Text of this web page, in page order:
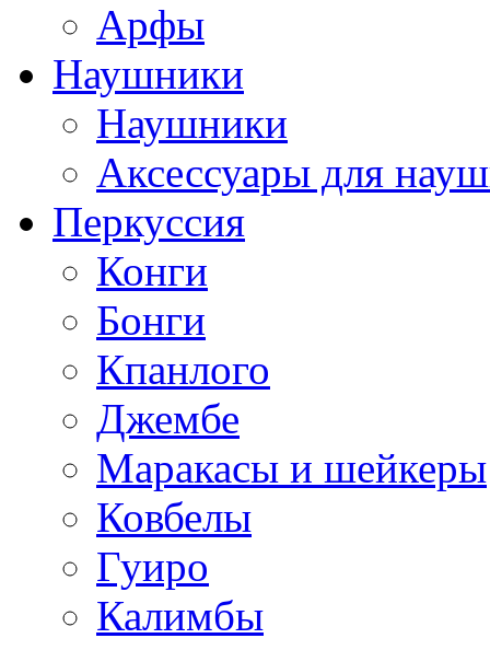
Арфы
Наушники
Наушники
Аксессуары для
Перкуссия
Конги
Бонги
Кпанлого
Джембе
Маракасы и шейкеры
Ковбелы
Гуиро
Калимбы